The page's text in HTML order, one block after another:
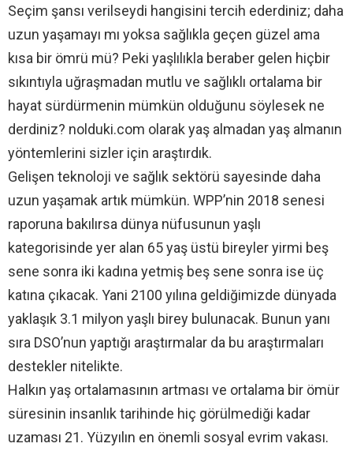
Seçim şansı verilseydi hangisini tercih ederdiniz; daha
uzun yaşamayı mı yoksa sağlıkla geçen güzel ama
kısa bir ömrü mü? Peki yaşlılıkla beraber gelen hiçbir
sıkıntıyla uğraşmadan mutlu ve sağlıklı ortalama bir
hayat sürdürmenin mümkün olduğunu söylesek ne
derdiniz? nolduki.com olarak yaş almadan yaş almanın
yöntemlerini sizler için araştırdık.
Gelişen teknoloji ve sağlık sektörü sayesinde daha
uzun yaşamak artık mümkün. WPP’nin 2018 senesi
raporuna bakılırsa dünya nüfusunun yaşlı
kategorisinde yer alan 65 yaş üstü bireyler yirmi beş
sene sonra iki kadına yetmiş beş sene sonra ise üç
katına çıkacak. Yani 2100 yılına geldiğimizde dünyada
yaklaşık 3.1 milyon yaşlı birey bulunacak. Bunun yanı
sıra DSO’nun yaptığı araştırmalar da bu araştırmaları
destekler nitelikte.
Halkın yaş ortalamasının artması ve ortalama bir ömür
süresinin insanlık tarihinde hiç görülmediği kadar
uzaması 21. Yüzyılın en önemli sosyal evrim vakası.